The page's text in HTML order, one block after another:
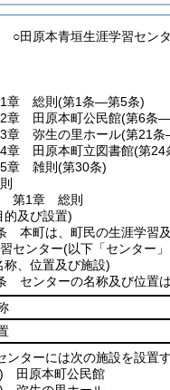
○田原本青垣生涯学習セン
章
総則 (第1条―第5条)
章
田原本町公民館(第6条
章
弥生の里ホール(第21
章
田原本町立図書館(第24
章
雑則 (第30条)
第1章
総則
的及び設置)
本町は、町民の生涯学習
センター(以下「センター
称、位置及び施設)
センターの名称及び位置
ンターには次の施設を設置す
田原本町公民館